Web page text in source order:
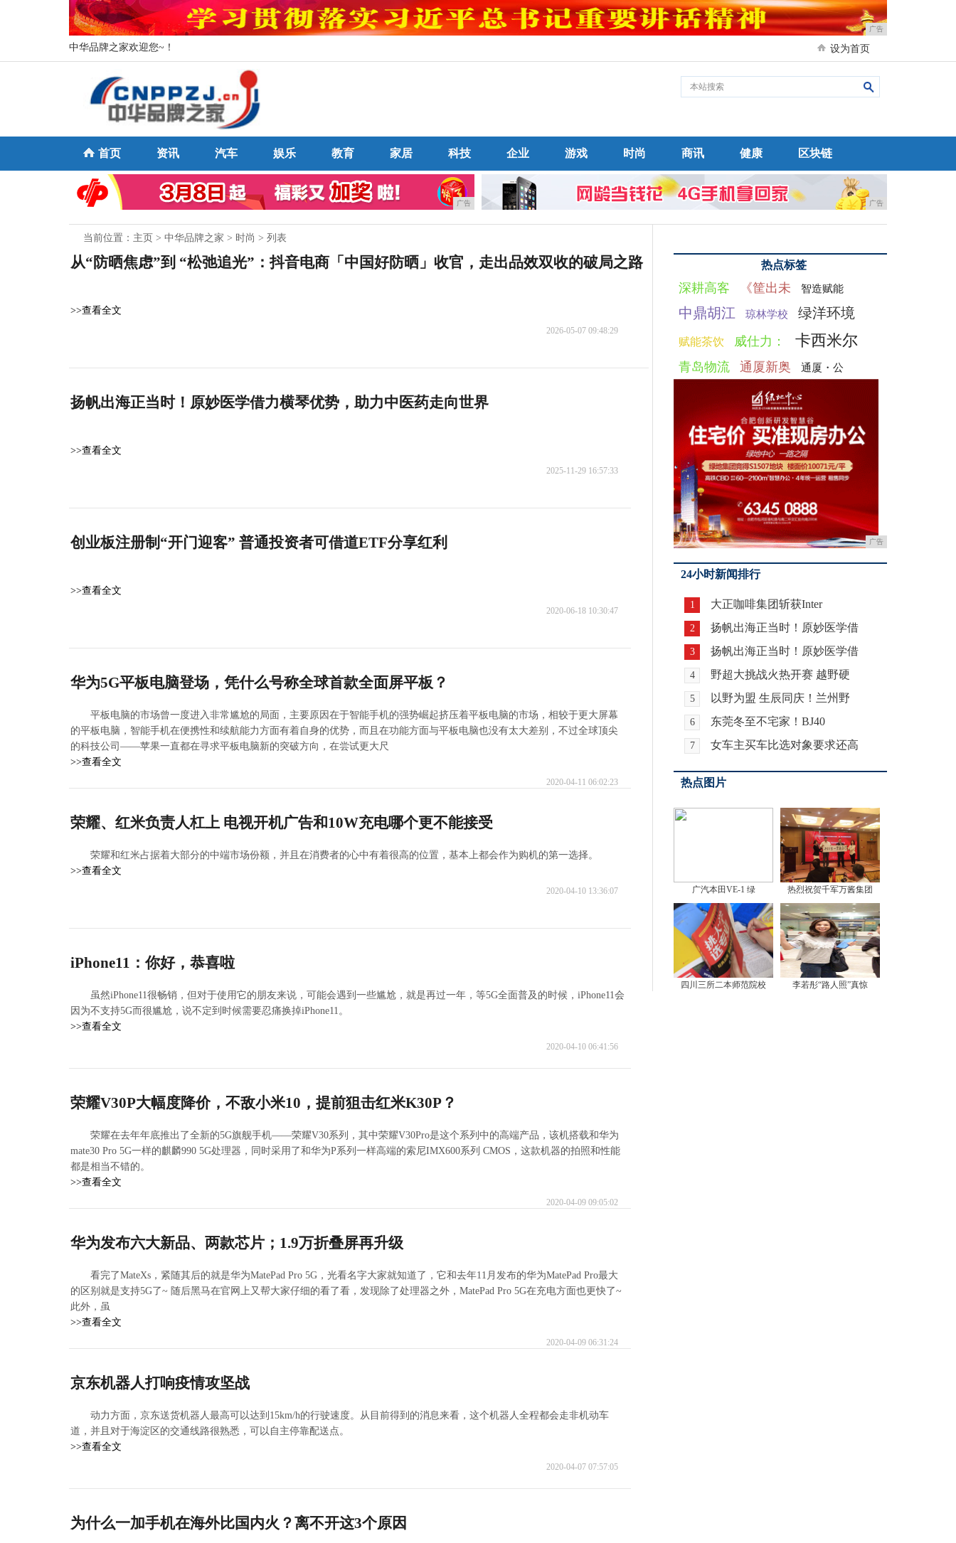
广告
中华品牌之家欢迎您~！ 设为首页
首页 资讯 汽车 娱乐 教育 家居 科技 企业 游戏 时尚 商讯 健康 区块链
广告 广告
当前位置： 主页 > 中华品牌之家 > 时尚 > 列表
从“防晒焦虑”到 “松弛追光”：抖音电商「中国好防晒」收官，走出品效双收的破局之路
>>查看全文
2026-05-07 09:48:29
扬帆出海正当时！原妙医学借力横琴优势，助力中医药走向世界
>>查看全文
2025-11-29 16:57:33
创业板注册制“开门迎客” 普通投资者可借道ETF分享红利
>>查看全文
2020-06-18 10:30:47
华为5G平板电脑登场，凭什么号称全球首款全面屏平板？
平板电脑的市场曾一度进入非常尴尬的局面，主要原因在于智能手机的强势崛起挤压着平板电脑的市场，相较于更大屏幕
的平板电脑，智能手机在便携性和续航能力方面有着自身的优势，而且在功能方面与平板电脑也没有太大差别，不过全球顶尖
的科技公司——苹果一直都在寻求平板电脑新的突破方向，在尝试更大尺
>>查看全文
2020-04-11 06:02:23
荣耀、红米负责人杠上 电视开机广告和10W充电哪个更不能接受
荣耀和红米占据着大部分的中端市场份额，并且在消费者的心中有着很高的位置，基本上都会作为购机的第一选择。
>>查看全文
2020-04-10 13:36:07
iPhone11：你好，恭喜啦
虽然iPhone11很畅销，但对于使用它的朋友来说，可能会遇到一些尴尬，就是再过一年，等5G全面普及的时候，iPhone11会
因为不支持5G而很尴尬，说不定到时候需要忍痛换掉iPhone11。
>>查看全文
2020-04-10 06:41:56
荣耀V30P大幅度降价，不敌小米10，提前狙击红米K30P？
荣耀在去年年底推出了全新的5G旗舰手机——荣耀V30系列，其中荣耀V30Pro是这个系列中的高端产品，该机搭载和华为
mate30 Pro 5G一样的麒麟990 5G处理器，同时采用了和华为P系列一样高端的索尼IMX600系列 CMOS，这款机器的拍照和性能
都是相当不错的。
>>查看全文
2020-04-09 09:05:02
华为发布六大新品、两款芯片；1.9万折叠屏再升级
看完了MateXs，紧随其后的就是华为MatePad Pro 5G，光看名字大家就知道了，它和去年11月发布的华为MatePad Pro最大
的区别就是支持5G了~ 随后黑马在官网上又帮大家仔细的看了看，发现除了处理器之外，MatePad Pro 5G在充电方面也更快了~
此外，虽
>>查看全文
2020-04-09 06:31:24
京东机器人打响疫情攻坚战
动力方面，京东送货机器人最高可以达到15km/h的行驶速度。从目前得到的消息来看，这个机器人全程都会走非机动车
道，并且对于海淀区的交通线路很熟悉，可以自主停靠配送点。
>>查看全文
2020-04-07 07:57:05
为什么一加手机在海外比国内火？离不开这3个原因
热点标签
深耕高客 《筐出未 智造赋能
中鼎胡江 琼林学校 绿洋环境
赋能茶饮 威仕力： 卡西米尔
青岛物流 通厦新奥 通厦・公
广告
24小时新闻排行
1 大正咖啡集团斩获Inter
2 扬帆出海正当时！原妙医学借
3 扬帆出海正当时！原妙医学借
4 野超大挑战火热开赛 越野硬
5 以野为盟 生辰同庆！兰州野
6 东莞冬至不宅家！BJ40
7 女车主买车比选对象要求还高
热点图片
广汽本田VE-1 绿 热烈祝贺千军万酱集团
四川三所二本师范院校 李若彤“路人照”真惊